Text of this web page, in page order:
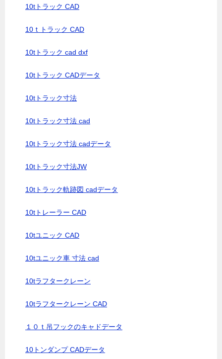
10tトラック CAD
10ｔトラック CAD
10tトラック cad dxf
10tトラック CADデータ
10tトラック寸法
10tトラック寸法 cad
10tトラック寸法 cadデータ
10tトラック寸法JW
10tトラック軌跡図 cadデータ
10tトレーラー CAD
10tユニック CAD
10tユニック車 寸法 cad
10tラフタークレーン
10tラフタークレーン CAD
１０ｔ吊フックのキャドデータ
10トンダンプ CADデータ